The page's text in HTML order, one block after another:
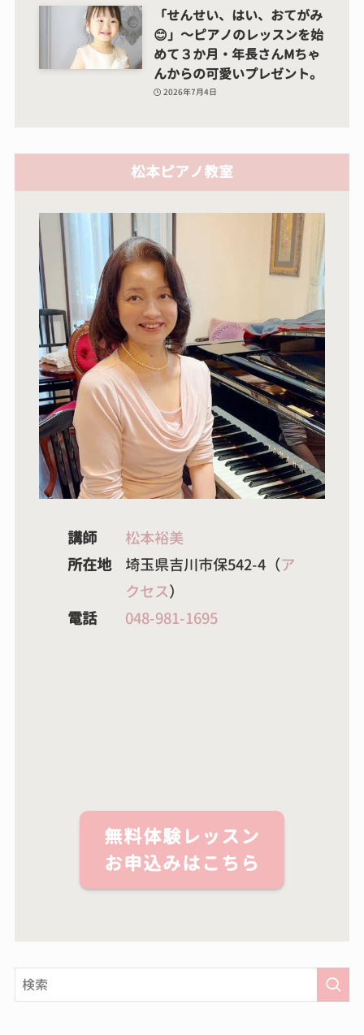
「せんせい、はい、おてがみ
😊」～ピアノのレッスンを始
めて３か月・年長さんMちゃ
んからの可愛いプレゼント。
2026年7月4日
松本ピアノ教室
講師
松本裕美
所在地
埼玉県吉川市保542-4（ア
クセス）
電話
048-981-1695
無料体験レッスン
お申込みはこちら